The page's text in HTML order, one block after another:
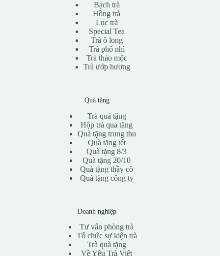
Bạch trà
Hồng trà
Lục trà
Special Tea
Trà ô long
Trà phổ nhĩ
Trà thảo mộc
Trà ướp hương
Quà tặng
Trà quà tặng
Hộp trà qua tặng
Quà tặng trung thu
Quà tặng tết
Quà tặng 8/3
Quà tặng 20/10
Quà tặng thầy cô
Quà tặng công ty
Doanh nghiệp
Tư vấn phòng trà
Tổ chức sự kiện trà
Trà quà tặng
Về Yêu Trà Việt